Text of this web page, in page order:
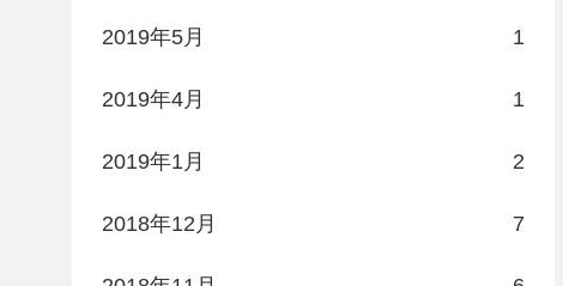
2019年5月 1
2019年4月 1
2019年1月 2
2018年12月 7